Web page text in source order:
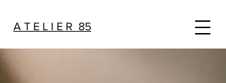
A T E L I E R 85